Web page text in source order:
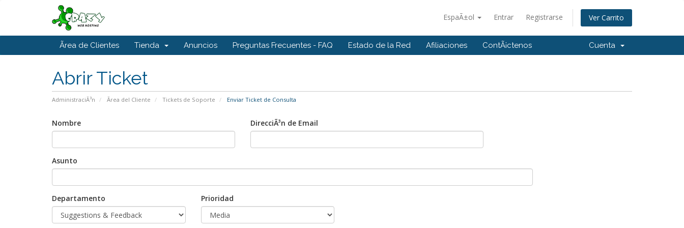
EspaÃ±ol Entrar Registrarse Ver Carrito
Ãrea de Clientes Tienda Anuncios Preguntas Frecuentes - FAQ Estado de la Red Afiliaciones ContÃ¡ctenos Cuenta
Abrir Ticket
AdministraciÃ³n Ãrea del Cliente Tickets de Soporte Enviar Ticket de Consulta
Nombre DirecciÃ³n de Email
Asunto
Departamento Prioridad